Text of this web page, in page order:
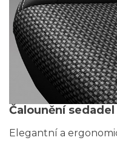
Čalounění sedadel
Elegantní a